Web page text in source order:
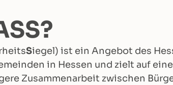
Siegel) ist ein Angebot des
in Hessen und zielt auf
Zusammenarbeit zwischen